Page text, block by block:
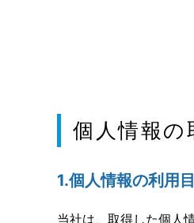
個人情報の
1.個人情報の利用
当社は、取得した個人